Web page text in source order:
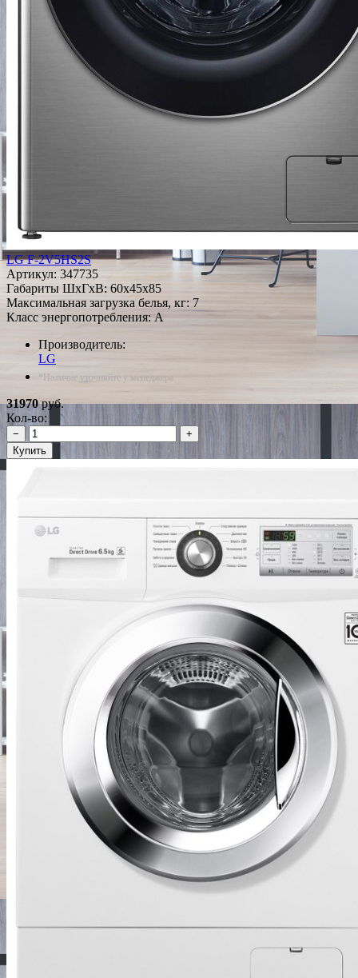
LG F-2V5HS2S
Артикул: 347735
Габариты ШxГxВ: 60x45x85
Максимальная загрузка белья, кг: 7
Класс энергопотребления: A
Производитель:
LG
*Наличие уточняйте у менеджера
31970руб.
Кол-во:
−
+
Купить